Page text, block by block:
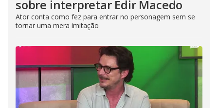
sobre interpretar Edir Macedo
Ator conta como fez para entrar no personagem sem se
tornar uma mera imitação